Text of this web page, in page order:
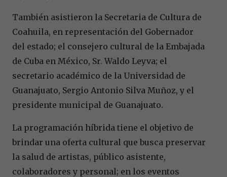
También asistieron la Secretaria de Cultura de
Coahuila, en representación del Gobernador
del estado; el consejero cultural de la Embajada
de Cuba en México, Sr. Waldo Leyva; el
secretario académico de la Universidad de
Guanajuato, Sergio Antonio Silva Muñoz, y el
presidente municipal de Guanajuato.
La programación híbrida tiene el objetivo de
brindar una oferta cultural que busca preservar
la salud de artistas, público asistente,
colaboradores y personal; en los eventos